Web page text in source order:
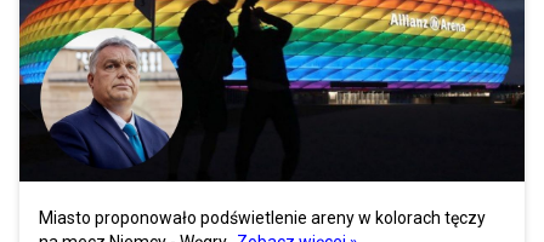
Miasto proponowało podświetlenie areny w kolorach tęczy